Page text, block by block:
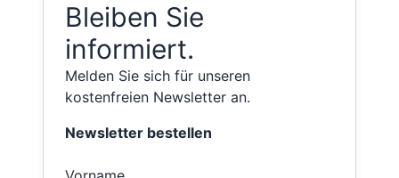
Bleiben Sie
informiert.
Melden Sie sich für unseren
kostenfreien Newsletter an.